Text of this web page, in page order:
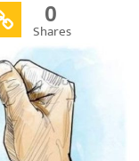
0
Shares